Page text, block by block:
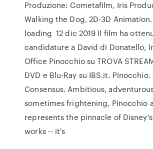
Produzione: Cometafilm, Iris
Walking the Dog, 2D-3D
loading 12 dic 2019 Il film ha
candidature a David di Donatello,
Office Pinocchio su TROVA
DVD e Blu-Ray su IBS.it.
Consensus. Ambitious,
sometimes frightening, Pinocchio
represents the pinnacle of
works -- it's